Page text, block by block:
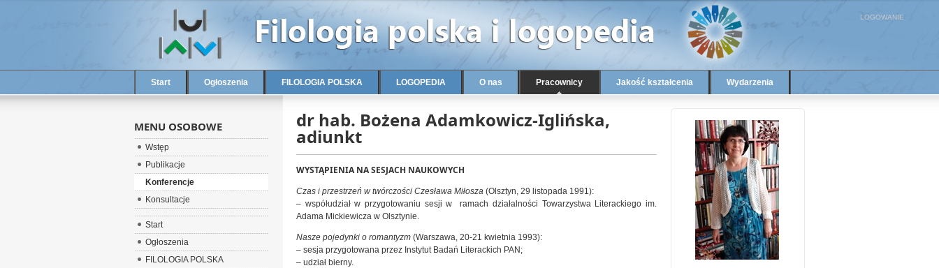
LOGOWANIE
Start Ogłoszenia FILOLOGIA POLSKA LOGOPEDIA O nas Pracownicy Jakość kształcenia Wydarzenia
dr hab. Bożena Adamkowicz-Iglińska,
adiunkt
WYSTĄPIENIA NA SESJACH NAUKOWYCH
Czas i przestrzeń w twórczości Czesława Miłosza (Olsztyn, 29 listopada 1991):
– współudział w przygotowaniu sesji w ramach działalności Towarzystwa Literackiego im.
Adama Mickiewicza w Olsztynie.
Nasze pojedynki o romantyzm (Warszawa, 20-21 kwietnia 1993):
– sesja przygotowana przez Instytut Badań Literackich PAN;
– udział bierny.
MENU OSOBOWE
Wstęp
Publikacje
Konferencje
Konsultacje
Start
Ogłoszenia
FILOLOGIA POLSKA